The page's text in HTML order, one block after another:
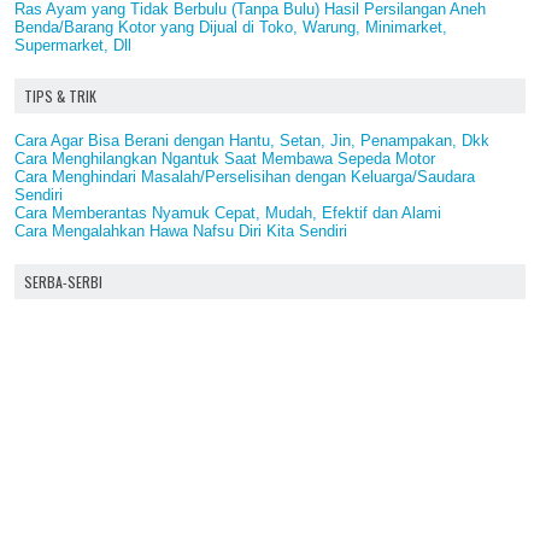
Ras Ayam yang Tidak Berbulu (Tanpa Bulu) Hasil Persilangan Aneh
Benda/Barang Kotor yang Dijual di Toko, Warung, Minimarket,
Supermarket, Dll
TIPS & TRIK
Cara Agar Bisa Berani dengan Hantu, Setan, Jin, Penampakan, Dkk
Cara Menghilangkan Ngantuk Saat Membawa Sepeda Motor
Cara Menghindari Masalah/Perselisihan dengan Keluarga/Saudara
Sendiri
Cara Memberantas Nyamuk Cepat, Mudah, Efektif dan Alami
Cara Mengalahkan Hawa Nafsu Diri Kita Sendiri
SERBA-SERBI